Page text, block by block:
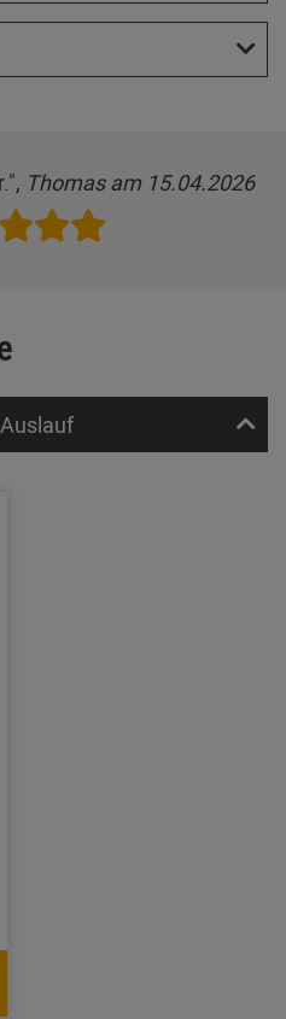
Thomas am 15.04.2026